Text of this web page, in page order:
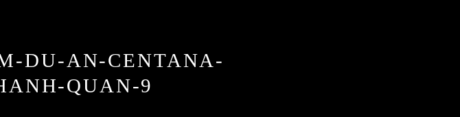
DU-AN-CENTANA-
QUAN-9